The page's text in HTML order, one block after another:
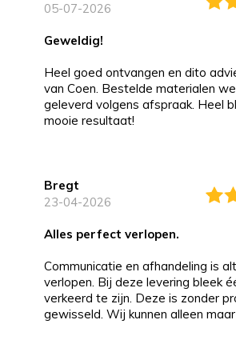
05-07-2026
Geweldig!
Heel goed ontvangen en dito
van Coen. Bestelde materialen
geleverd volgens afspraak. Heel
mooie resultaat!
Bregt
23-04-2026
alles perfect verlopen.
Communicatie en afhandeling is
verlopen. Bij deze levering bleek
verkeerd te zijn. Deze is zonder
gewisseld. Wij kunnen alleen